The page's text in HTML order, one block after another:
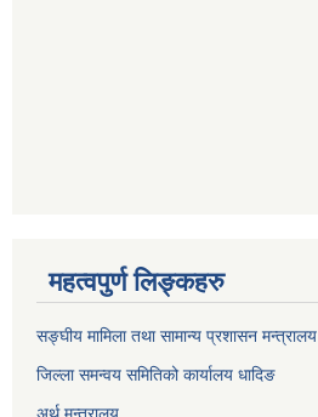
महत्वपुर्ण लिङ्कहरु
सङ्घीय मामिला तथा सामान्य प्रशासन मन्त्रालय
जिल्ला समन्वय समितिको कार्यालय धादिङ